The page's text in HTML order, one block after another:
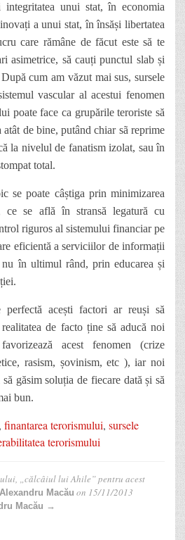
integritatea unui stat, în economia
a unui stat, în însăși libertatea
care rămâne de făcut este să te
asimetrice, să cauți punctul slab și
cum am văzut mai sus, sursele
vascular al acestui fenomen
poate face ca grupările teroriste să
atât de bine, putând chiar sã reprime
la nivelul de fanatism izolat, sau în
total.
se poate câștiga prin minimizarea
ce se află în stransă legatură cu
riguros al sistemului financiar pe
eficientă a serviciilor de informații
în ultimul rând, prin educarea și
acești factori ar reuși să
de facto ține să aducă noi
acest fenomen (crize
rasism, șovinism, etc ), iar noi
găsim soluția de fiecare dată și să
bun.
, finantarea terorismului, sursele
terorismului
„călcâiul lui Ahile” pentru acest
Alexandru Macău on 15/11/2013
Macău →